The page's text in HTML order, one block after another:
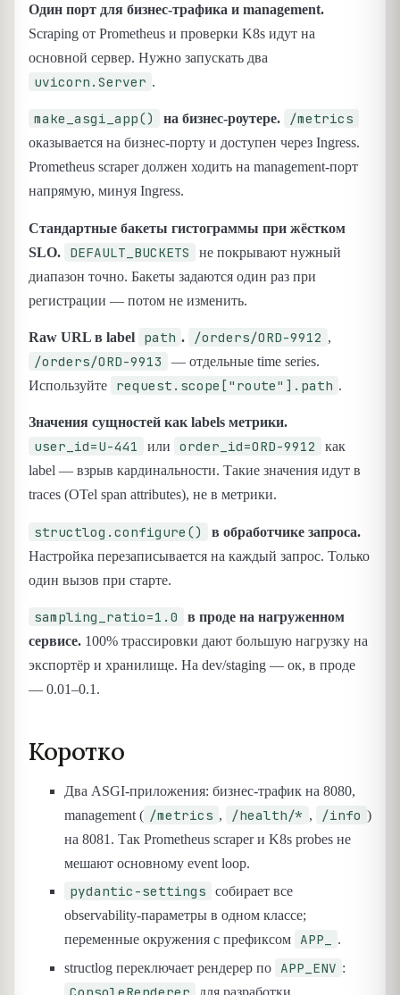
Один порт для бизнес-трафика и management.
Scraping от Prometheus и проверки K8s идут на
основной сервер. Нужно запускать два
uvicorn.Server .
make_asgi_app() на бизнес-роутере. /metrics
оказывается на бизнес-порту и доступен через Ingress.
Prometheus scraper должен ходить на management-порт
напрямую, минуя Ingress.
Стандартные бакеты гистограммы при жёстком
SLO.
DEFAULT_BUCKETS
не покрывают нужный
диапазон точно. Бакеты задаются один раз при
регистрации — потом не изменить.
Raw URL в label path . /orders/ORD-9912 ,
/orders/ORD-9913
— отдельные time series.
Используйте
request.scope["route"].path .
Значения сущностей как labels метрики.
user_id=U-441 или order_id=ORD-9912
как
label — взрыв кардинальности. Такие значения идут в
traces (OTel span attributes), не в метрики.
structlog.configure()
в обработчике запроса.
Настройка перезаписывается на каждый запрос. Только
один вызов при старте.
sampling_ratio=1.0
в проде на нагруженном
сервисе. 100% трассировки дают большую нагрузку на
экспортёр и хранилище. На dev/staging — ок, в проде
— 0.01–0.1.
Коротко
Два ASGI-приложения: бизнес-трафик на 8080,
management ( /metrics , /health/* , /info )
на 8081. Так Prometheus scraper и K8s probes не
мешают основному event loop.
pydantic-settings
собирает все
observability-параметры в одном классе;
переменные окружения с префиксом APP_
.
structlog переключает рендерер по APP_ENV :
для разработки,